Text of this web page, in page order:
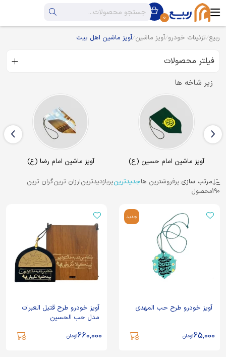
0
ربیع تزئینات خودرو آویز ماشین آویز ماشین اهل بیت
فیلتر محصولات
زیر شاخه ها
آویز ماشین امام رضا (ع)
آویز ماشین امام زمان (عج)
مرتب سازی:پرفروشترین هاجدیدترینپربازدیدترینارزان ترینگران ترین
190محصول
جدید
آویز خودرو طرح حب المهدی
65,000تومان
آویز خودرو طرح قتیل العبرات
مدل حب الحسین
660,000تومان